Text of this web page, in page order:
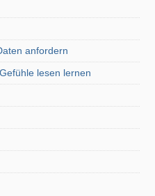
anfordern
lesen lernen